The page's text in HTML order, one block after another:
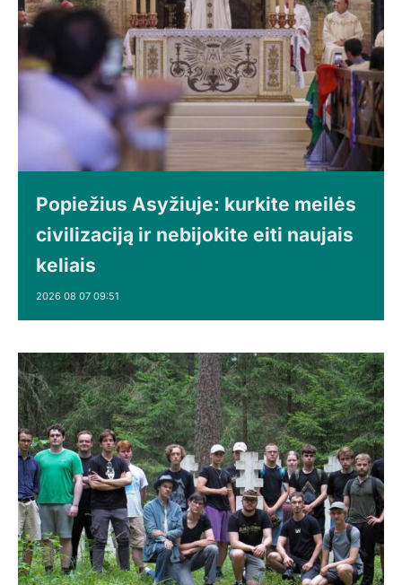
Popiežius Asyžiuje: kurkite meilės
civilizaciją ir nebijokite eiti naujais
keliais
2026 08 07 09:51